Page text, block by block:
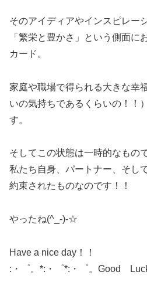
そのアイディアやインスピレー
「繁栄と豊かさ」という側面に
カード。
家庭や職場で得られる大きな幸
いの気持ちであるくらいの！！
す。
そしてこの状態は一時的なもの
私たち自身、パートナー、そし
約束されたものなのです！！
やったね(^_-)-☆
Have a nice day！！
:・゜。*:・゜*:・゜。Good